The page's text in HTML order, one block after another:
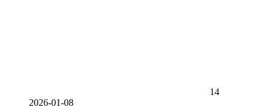
14
2026-01-08